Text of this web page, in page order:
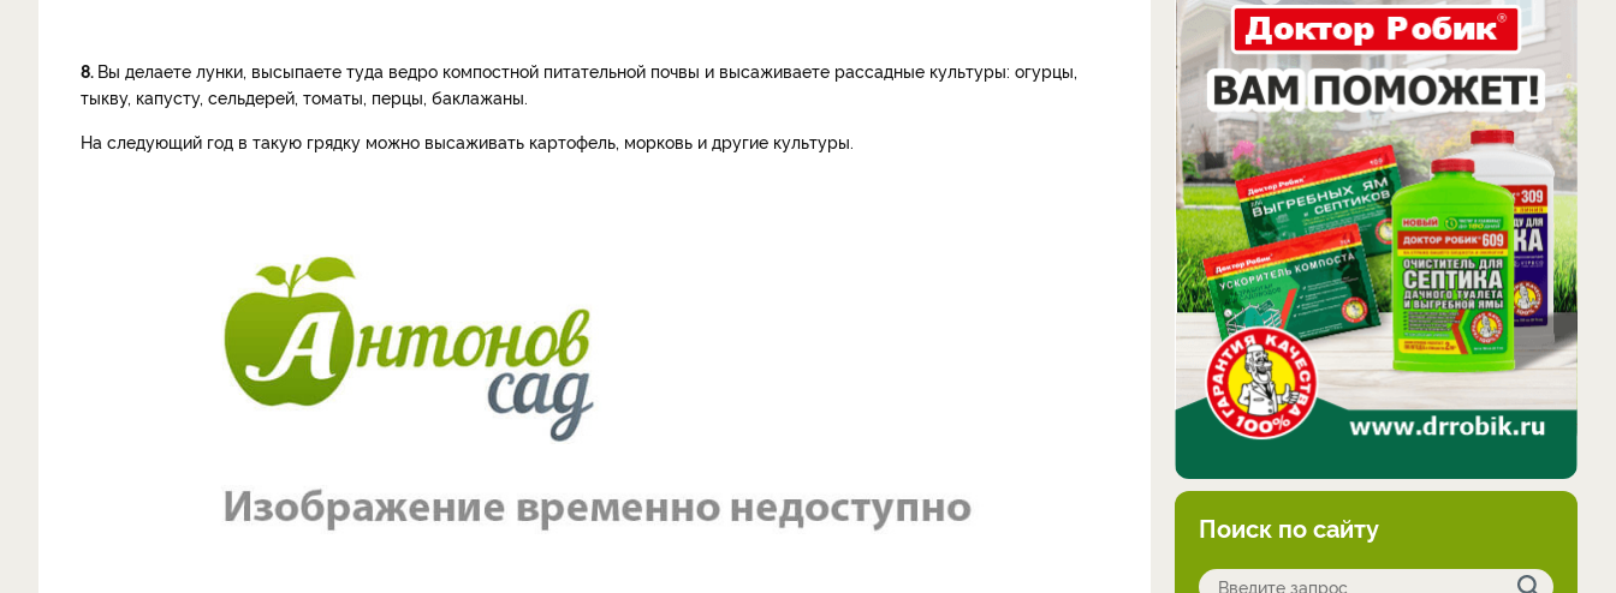
8. Вы делаете лунки, высыпаете туда ведро компостной питательной почвы и высаживаете рассадные культуры: огурцы,
тыкву, капусту, сельдерей, томаты, перцы, баклажаны.
На следующий год в такую грядку можно высаживать картофель, морковь и другие культуры.
Поиск по сайту